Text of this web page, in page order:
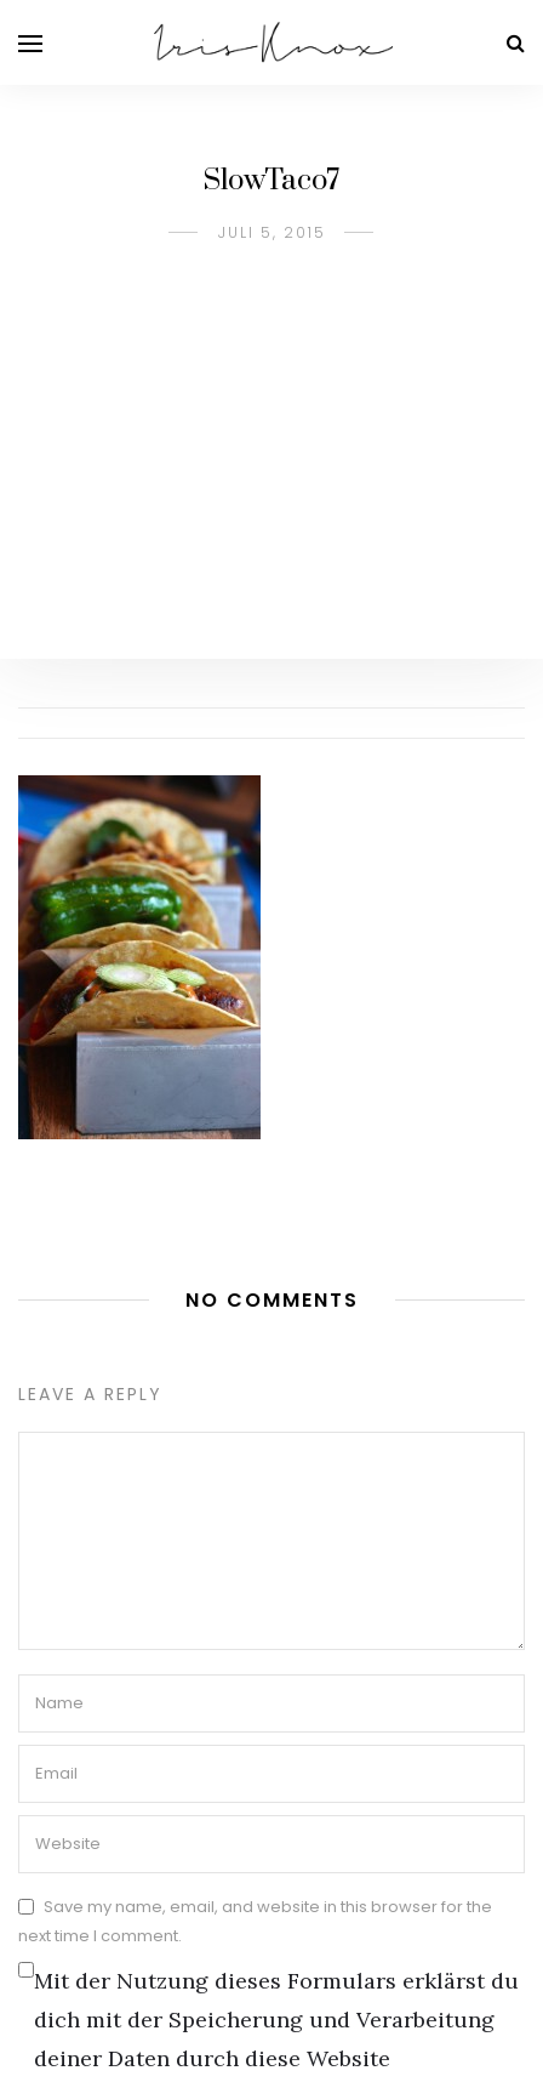
SlowTaco7
JULI 5, 2015
NO COMMENTS
LEAVE A REPLY
Save my name, email, and website in this browser for the
next time I comment.
Mit der Nutzung dieses Formulars erklärst du
dich mit der Speicherung und Verarbeitung
deiner Daten durch diese Website